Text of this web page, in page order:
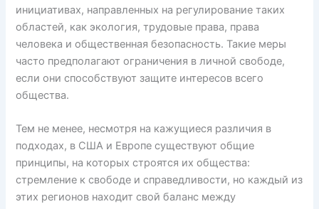
инициативах, направленных на регулирование таких
областей, как экология, трудовые права, права
человека и общественная безопасность. Такие меры
часто предполагают ограничения в личной свободе,
если они способствуют защите интересов всего
общества.
Тем не менее, несмотря на кажущиеся различия в
подходах, в США и Европе существуют общие
принципы, на которых строятся их общества:
стремление к свободе и справедливости, но каждый из
этих регионов находит свой баланс между